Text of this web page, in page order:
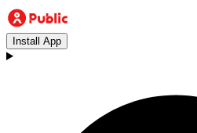
Install App